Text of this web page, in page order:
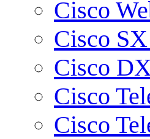
Cisco
Cisco
Cisco
Cisco
Cisco